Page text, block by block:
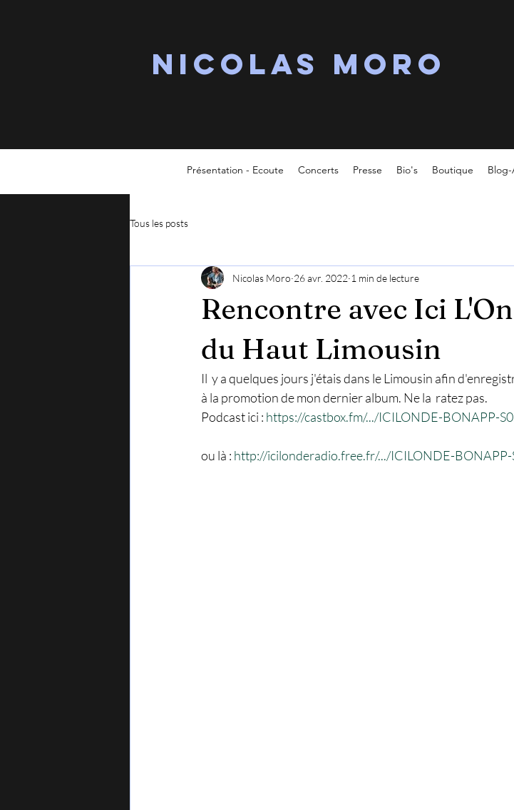
Nicolas MORO
Présentation - Ecoute Concerts Presse Bio's Boutique
Tous les posts
Rencontre avec Ici
du Haut Limousin
Nicolas Moro 26 avr. 2022 1 min de lecture
Il  y a quelques jours j'étais dans le Limousin afin
à la promotion de mon dernier album. Ne la  ratez pas.
Podcast ici : https://castbox.fm/.../ICILONDE-BONAPP-
ou là : http://icilonderadio.free.fr/.../ICILONDE-BONAPP-